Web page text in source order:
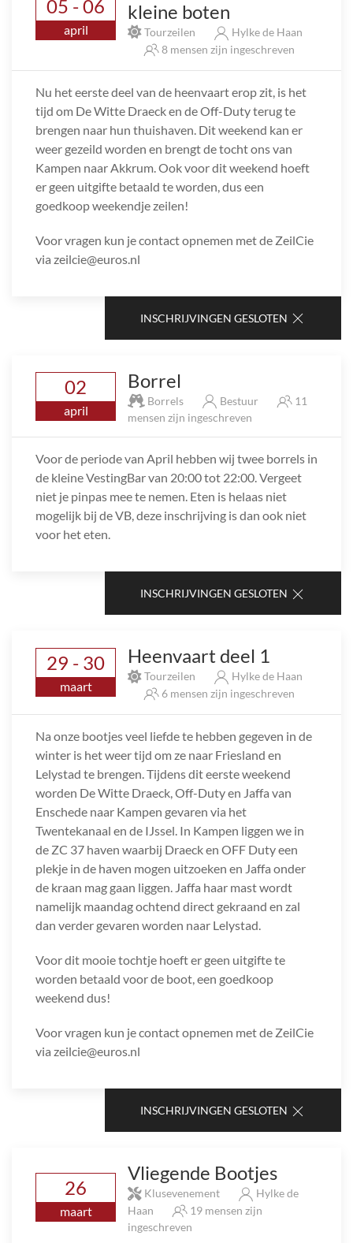
05 - 06
april
kleine boten
Tourzeilen
Hylke de Haan
8 mensen zijn ingeschreven
Nu het eerste deel van de heenvaart erop zit, is het
tijd om De Witte Draeck en de Off-Duty terug te
brengen naar hun thuishaven. Dit weekend kan er
weer gezeild worden en brengt de tocht ons van
Kampen naar Akkrum. Ook voor dit weekend hoeft
er geen uitgifte betaald te worden, dus een
goedkoop weekendje zeilen!
Voor vragen kun je contact opnemen met de ZeilCie
via zeilcie@euros.nl
INSCHRIJVINGEN GESLOTEN
02
april
Borrel
Borrels Bestuur
11
mensen zijn ingeschreven
Voor de periode van April hebben wij twee borrels in
de kleine VestingBar van 20:00 tot 22:00. Vergeet
niet je pinpas mee te nemen. Eten is helaas niet
mogelijk bij de VB, deze inschrijving is dan ook niet
voor het eten.
INSCHRIJVINGEN GESLOTEN
29 - 30
maart
Heenvaart deel 1
Tourzeilen
Hylke de Haan
6 mensen zijn ingeschreven
Na onze bootjes veel liefde te hebben gegeven in de
winter is het weer tijd om ze naar Friesland en
Lelystad te brengen. Tijdens dit eerste weekend
worden De Witte Draeck, Off-Duty en Jaffa van
Enschede naar Kampen gevaren via het
Twentekanaal en de IJssel. In Kampen liggen we in
de ZC 37 haven waarbij Draeck en OFF Duty een
plekje in de haven mogen uitzoeken en Jaffa onder
de kraan mag gaan liggen. Jaffa haar mast wordt
namelijk maandag ochtend direct gekraand en zal
dan verder gevaren worden naar Lelystad.
Voor dit mooie tochtje hoeft er geen uitgifte te
worden betaald voor de boot, een goedkoop
weekend dus!
Voor vragen kun je contact opnemen met de ZeilCie
via zeilcie@euros.nl
INSCHRIJVINGEN GESLOTEN
26
maart
Vliegende Bootjes
Klusevenement
Hylke de
Haan
19 mensen zijn
ingeschreven